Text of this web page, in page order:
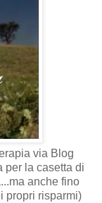
via Blog
per la casetta di
anche fino
propri risparmi)